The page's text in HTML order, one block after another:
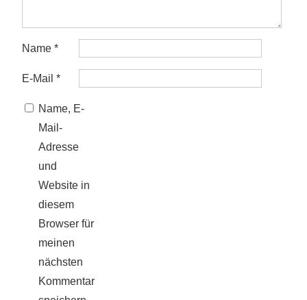
Name *
E-Mail *
Name, E-
Mail-
Adresse
und
Website in
diesem
Browser für
meinen
nächsten
Kommentar